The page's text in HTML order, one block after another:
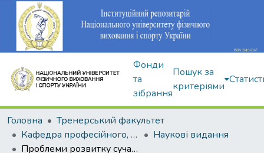
Фонди
та
зібрання
Пошук за
критеріями
Головна
Тренерський факультет
Кафедра професійного, неолімпійського та адаптивного спорту
Наукові видання
Проблеми розвитку сучасного спорту в умовах професіоналізації та шляхи їх вирішення (на прикладі тенісу)